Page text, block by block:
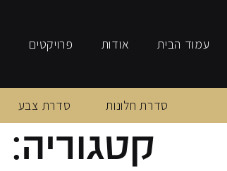
עמוד הבית אודות פרויקטים
סדרת חלונות סדרת צבע
קטגוריה: